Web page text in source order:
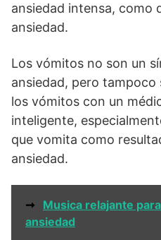
ansiedad intensa, como
ansiedad.
Los vómitos no son un
ansiedad, pero tampoco
los vómitos con un
inteligente,
que vomita como
ansiedad.
➞
Musica relajante
ansiedad